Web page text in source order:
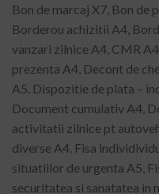
Bon de marcaj X7, Bon de
Borderou achizitii A4,
vanzari zilnice A4, CMR
prezenta A4, Decont de
A5. Dispozitie de plata –
Document cumulativ A4,
activitatii zilnice pt
diverse A4. Fisa
situatiilor de urgenta A5,
securitatea si sanatatea in